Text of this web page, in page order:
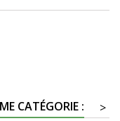
CATÉGORIE :
>